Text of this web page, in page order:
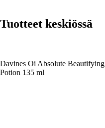
Tuotteet keskiössä
Davines Oi Absolute Beautifying
Potion 135 ml